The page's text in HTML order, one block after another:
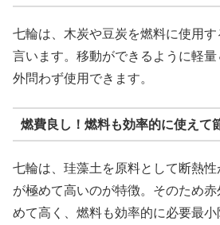
七輪は、木炭や豆炭を燃料に使用
言います。移動ができるように軽
外問わず使用できます。
燃費良し！燃料も効率的に使えて
七輪は、珪藻土を原料として断熱
が極めて高いのが特徴。そのため
めて高く、燃料も効率的に必要最小